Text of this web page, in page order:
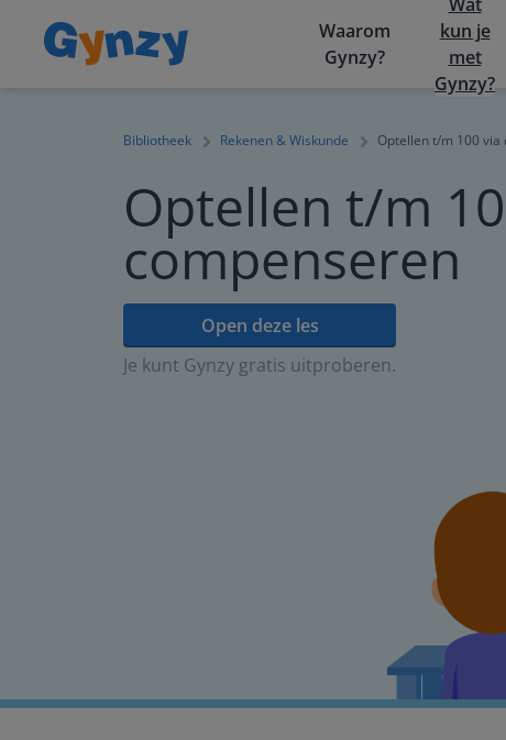
Waarom
Gynzy?
kun je
met
Gynzy?
Bibliotheek Rekenen & Wiskunde Optellen t/m 100 via
Optellen t/m
compenseren
Open deze les
Je kunt Gynzy gratis uitproberen.